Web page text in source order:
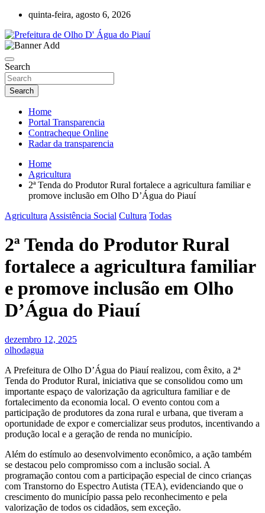
Skip
content
quinta-feira, agosto 6, 2026
Prefeitura de Olho D' Água do Piauí
Search
Search
Home
Portal Transparencia
Contracheque Online
Radar da transparencia
Home
Agricultura
2ª Tenda do Produtor Rural fortalece a agricultura familiar e
promove inclusão em Olho D’Água do Piauí
Agricultura Assistência Social Cultura Todas
2ª Tenda do Produtor Rural
fortalece a agricultura familiar
e promove inclusão em Olho
D’Água do Piauí
dezembro 12, 2025
olhodagua
A Prefeitura de Olho D’Água do Piauí realizou, com êxito, a 2ª
Tenda do Produtor Rural, iniciativa que se consolidou como um
importante espaço de valorização da agricultura familiar e de
fortalecimento da economia local. O evento contou com a
participação de produtores da zona rural e urbana, que tiveram a
oportunidade de expor e comercializar seus produtos, incentivando a
produção local e a geração de renda no município.
Além do estímulo ao desenvolvimento econômico, a ação também
se destacou pelo compromisso com a inclusão social. A
programação contou com a participação especial de cinco crianças
com Transtorno do Espectro Autista (TEA), evidenciando que o
crescimento do município passa pelo reconhecimento e pela
valorização de todos os cidadãos, sem exceção.